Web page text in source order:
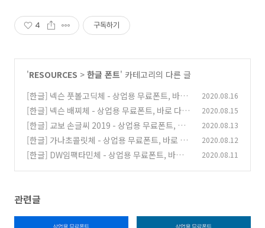
4 구독하기
'RESOURCES > 한글 폰트' 카테고리의 다른 글
[한글] 넥슨 풋볼고딕체 - 상업용 무료폰트, 바로
다운로드 ⬇︎
(0)
2020.08.16
[한글] 넥슨 배찌체 - 상업용 무료폰트, 바로 다운
로드 ⬇︎ (0)
2020.08.15
[한글] 교보 손글씨 2019 - 상업용 무료폰트, 바
로 다운로드 ⬇︎
(0)
2020.08.13
[한글] 가나초콜릿체 - 상업용 무료폰트, 바로 다
운로드 ⬇︎ (0)
2020.08.12
[한글] DW임팩타민체 - 상업용 무료폰트, 바로
2020.08.11
관련글